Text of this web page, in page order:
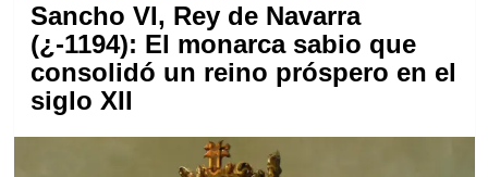
Sancho VI, Rey de Navarra
(¿-1194): El monarca sabio que
consolidó un reino próspero en el
siglo XII